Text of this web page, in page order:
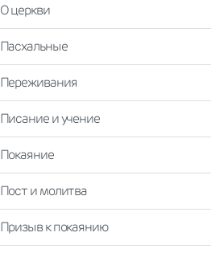
О церкви
Пасхальные
Переживания
Писание и учение
Покаяние
Пост и молитва
Призыв к покаянию